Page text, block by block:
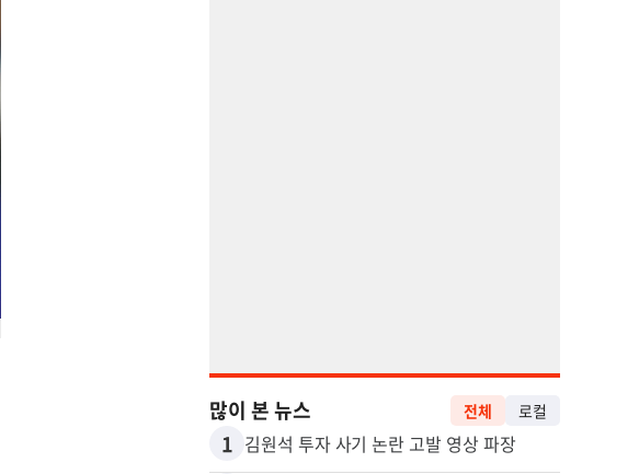
많이 본 뉴스 전체 로컬
1 김원석 투자 사기 논란 고발 영상 파장